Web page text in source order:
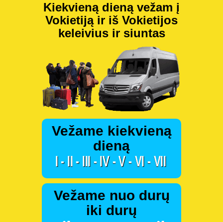
Kiekvieną dieną vežam į
Vokietiją ir iš Vokietijos
keleivius ir siuntas
Vežame kiekvieną
dieną
Vežame nuo durų
iki durų